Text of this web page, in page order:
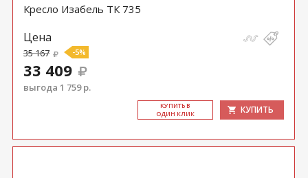
Кресло Изабель ТК 735
Цена
35 167 -5%
33 409
выгода 1 759 р.
КУ­ПИТЬ В
ОДИН КЛИК
КУПИТЬ